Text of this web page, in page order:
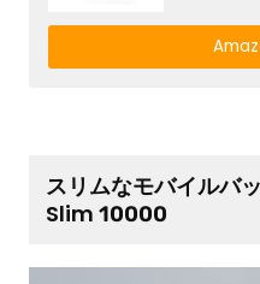
済 】
スリムなモバイルバ
Slim 10000